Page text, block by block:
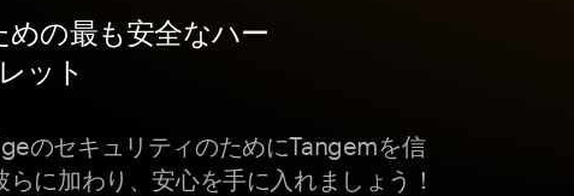
の最も安全なハー
ット
のセキュリティのためにTangemを信
に加わり、安心を手に入れましょう！